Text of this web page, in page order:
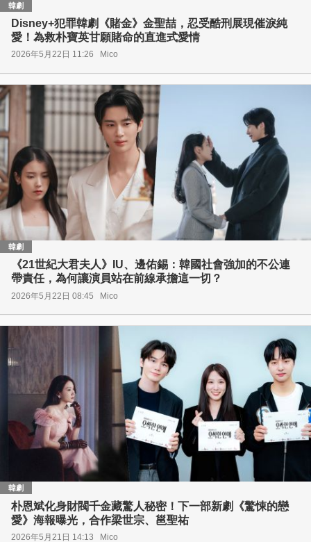
韓劇
Disney+犯罪韓劇《賭金》金聖喆，忍受酷刑展現催淚純
愛！為救朴寶英甘願賭命的直進式愛情
2026年5月22日 11:26 Mico
韓劇
《21世紀大君夫人》IU、邊佑錫：韓國社會強加的不公連
帶責任，為何讓演員站在前線承擔這一切？
2026年5月22日 08:45 Mico
韓劇
朴恩斌化身財閥千金藏驚人秘密！下一部新劇《驚悚的戀
愛》海報曝光，合作梁世宗、邕聖祐
2026年5月21日 14:13 Mico